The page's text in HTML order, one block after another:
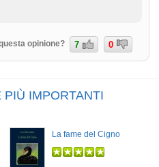
opinione? 7 0
IMPORTANTI
La fame del Cigno